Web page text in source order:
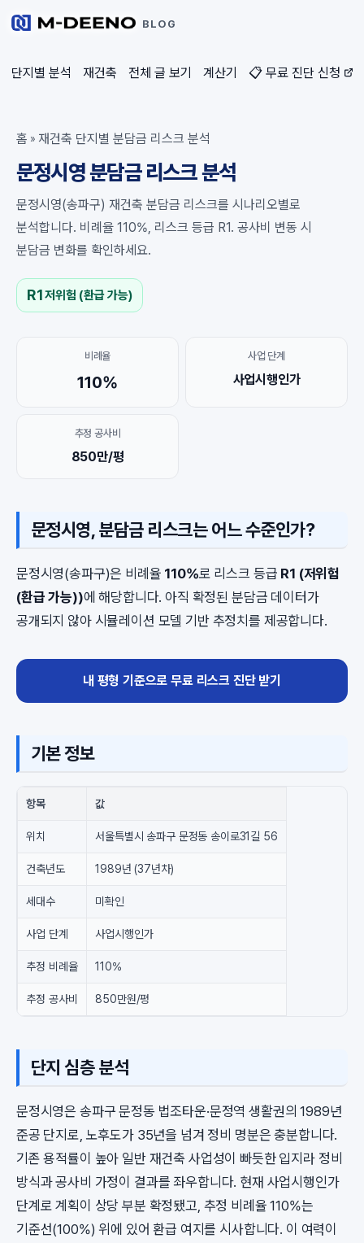
BLOG
단지별 분석 재건축 전체 글 보기 계산기 📋 무료 진단 신청
홈 » 재건축 단지별 분담금 리스크 분석
문정시영 분담금 리스크 분석
문정시영(송파구) 재건축 분담금 리스크를 시나리오별로
분석합니다. 비례율 110%, 리스크 등급 R1. 공사비 변동 시
분담금 변화를 확인하세요.
R1저위험 (환급 가능)
비례율
110%
사업 단계
사업시행인가
추정 공사비
850만/평
문정시영, 분담금 리스크는 어느 수준인가?
문정시영(송파구)은 비례율 110%로 리스크 등급 R1 (저위험
(환급 가능))에 해당합니다. 아직 확정된 분담금 데이터가
공개되지 않아 시뮬레이션 모델 기반 추정치를 제공합니다.
내 평형 기준으로 무료 리스크 진단 받기
기본 정보
항목 값
위치 서울특별시 송파구 문정동 송이로31길 56
건축년도 1989년 (37년차)
세대수 미확인
사업 단계 사업시행인가
추정 비례율 110%
추정 공사비 850만원/평
단지 심층 분석
문정시영은 송파구 문정동 법조타운·문정역 생활권의 1989년
준공 단지로, 노후도가 35년을 넘겨 정비 명분은 충분합니다.
기존 용적률이 높아 일반 재건축 사업성이 빠듯한 입지라 정비
방식과 공사비 가정이 결과를 좌우합니다. 현재 사업시행인가
단계로 계획이 상당 부분 확정됐고, 추정 비례율 110%는
기준선(100%) 위에 있어 환급 여지를 시사합니다. 이 여력이